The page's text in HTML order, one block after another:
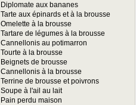
Diplomate aux bananes
Tarte aux épinards et à la brousse
Omelette à la brousse
Tartare de légumes à la brousse
Cannellonis au potimarron
Tourte à la brousse
Beignets de brousse
Cannellonis à la brousse
Terrine de brousse et poivrons
Soupe à l'ail au lait
Pain perdu maison